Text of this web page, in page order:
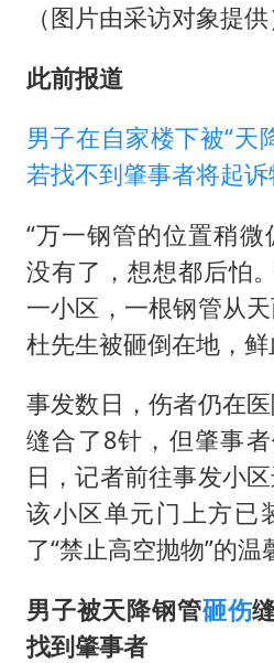
（图片由采访对象提供
此前报道
男子在自家楼下被“天
若找不到肇事者将起
“万一钢管的位置稍
没有了，想想都后怕
一小区，一根钢管从
杜先生被砸倒在地，鲜
事发数日，伤者仍在
缝合了8针，但肇事
日，记者前往事发小
该小区单元门上方已
了“禁止高空抛物”的温
男子被天降钢管砸伤
找到肇事者